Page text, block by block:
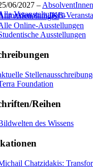
06/2027 –
Veranstaltungen
zum IKB-
Ausstellungen
Online-Ausstellungen
Ausstellungen
Foundation
Reihen
des Wissens
Chatzidakis: